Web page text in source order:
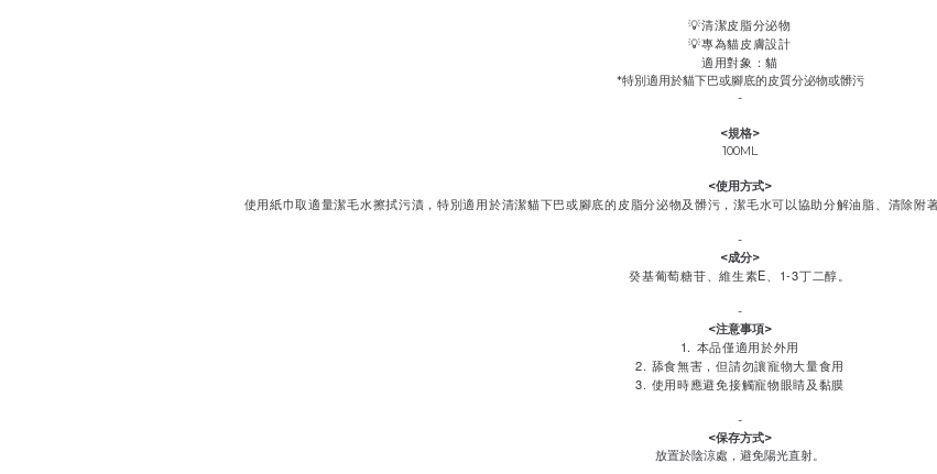
💡清潔皮脂分泌物
💡專為貓皮膚設計
適用對象：貓
*特別適用於貓下巴或腳底的皮質分泌物或髒污
-
<規格>
100ML
<使用方式>
使用紙巾取適量潔毛水擦拭污漬，特別適用於清潔貓下巴或腳底的皮脂分泌物及髒污，潔毛水可以協助分解油脂、清除附
-
<成分>
癸基葡萄糖苷、維生素E、1-3丁二醇。
-
<注意事項>
1. 本品僅適用於外用
2. 舔食無害，但請勿讓寵物大量食用
3. 使用時應避免接觸寵物眼睛及黏膜
-
<保存方式>
放置於陰涼處，避免陽光直射。